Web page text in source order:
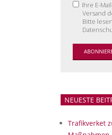
Ihre E-
Versand
Bitte
NEUESTE
Trafikverket